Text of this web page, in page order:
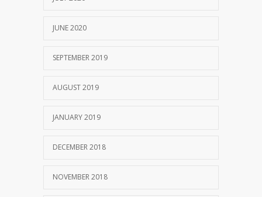
JUNE 2020
SEPTEMBER 2019
AUGUST 2019
JANUARY 2019
DECEMBER 2018
NOVEMBER 2018